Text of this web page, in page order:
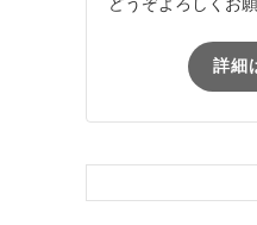
詳細